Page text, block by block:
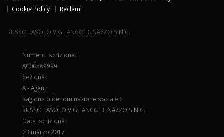
Cookie Policy
Reclami
RUSSO FASOLO VIGLIANCO BENAZZO S.N.C.
Numero Iscrizione :
A000569999
Sezione :
A - Agenti
Ragione o denominazione sociale :
RUSSO FASOLO VIGLIANCO BENAZZO S.N.C.
Data Iscrizione :
23 marzo 2017